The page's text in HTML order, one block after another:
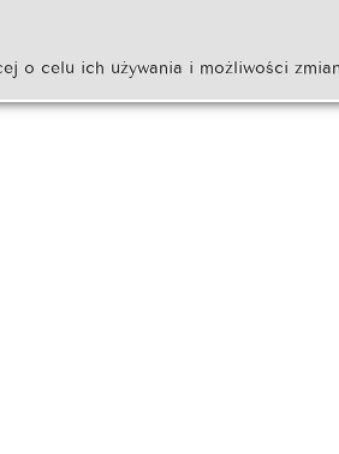
o celu ich używania i możliwości